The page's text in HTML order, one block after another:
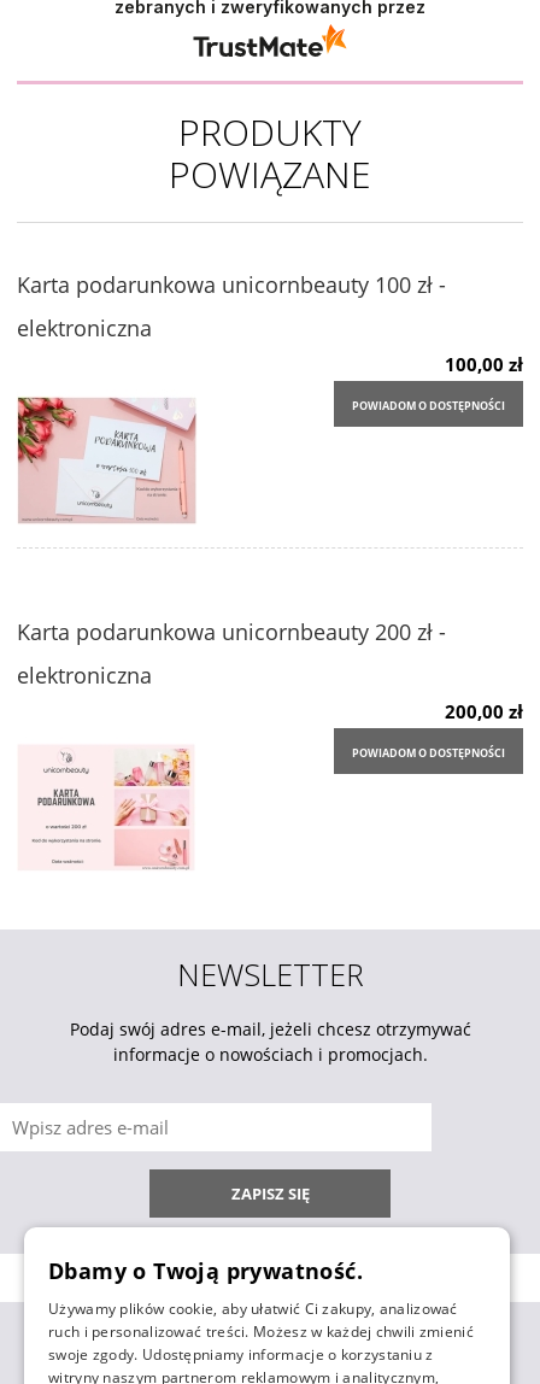
Doceniamy czas i wysiłek włożony w podzielenie
się z nami Twoimi doświadczeniami. Do
zebranych i zweryfikowanych przez
PRODUKTY
POWIĄZANE
Karta podarunkowa unicornbeauty 100 zł -
elektroniczna
100,00 zł
POWIADOM O DOSTĘPNOŚCI
Karta podarunkowa unicornbeauty 200 zł -
elektroniczna
200,00 zł
POWIADOM O DOSTĘPNOŚCI
NEWSLETTER
Podaj swój adres e-mail, jeżeli chcesz otrzymywać
informacje o nowościach i promocjach.
ZAPISZ SIĘ
ZAKUPY
Dbamy o Twoją prywatność.
Używamy plików cookie, aby ułatwić Ci zakupy, analizować
ruch i personalizować treści. Możesz w każdej chwili zmienić
swoje zgody. Udostępniamy informacje o korzystaniu z
witryny naszym partnerom reklamowym i analitycznym,